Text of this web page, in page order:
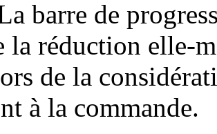
barre de
la réduction elle-
de la
à la commande.